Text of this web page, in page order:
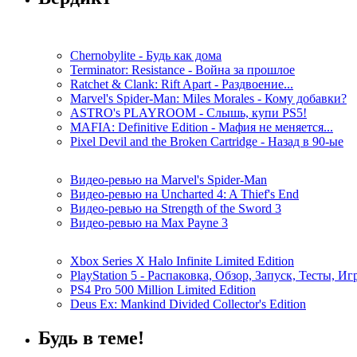
Chernobylite - Будь как дома
Terminator: Resistance - Война за прошлое
Ratchet & Clank: Rift Apart - Раздвоение...
Marvel's Spider-Man: Miles Morales - Кому добавки?
ASTRO's PLAYROOM - Слышь, купи PS5!
MAFIA: Definitive Edition - Мафия не меняется...
Pixel Devil and the Broken Cartridge - Назад в 90-ые
Видео-ревью на Marvel's Spider-Man
Видео-ревью на Uncharted 4: A Thief's End
Видео-ревью на Strength of the Sword 3
Видео-ревью на Max Payne 3
Xbox Series X Halo Infinite Limited Edition
PlayStation 5 - Распаковка, Обзор, Запуск, Тесты,
PS4 Pro 500 Million Limited Edition
Deus Ex: Mankind Divided Collector's Edition
Будь в теме!